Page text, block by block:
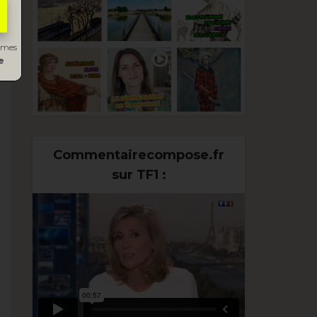
Commentairecompose.fr
sur TF1 :